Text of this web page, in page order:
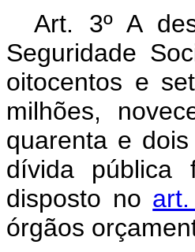
Art. 3º A
Seguridade
oitocentos e
milhões,
quarenta e
dívida pública
disposto no
órgãos